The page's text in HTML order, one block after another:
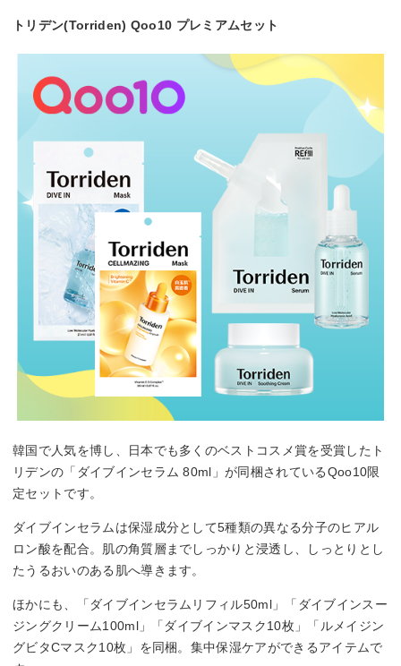
トリデン(Torriden) Qoo10 プレミアムセット
韓国で人気を博し、日本でも多くのベストコスメ賞を受賞したト
リデンの「ダイブインセラム 80ml」が同梱されているQoo10限
定セットです。
ダイブインセラムは保湿成分として5種類の異なる分子のヒアル
ロン酸を配合。肌の角質層までしっかりと浸透し、しっとりとし
たうるおいのある肌へ導きます。
ほかにも、「ダイブインセラムリフィル50ml」「ダイブインスー
ジングクリーム100ml」「ダイブインマスク10枚」「ルメイジン
グビタCマスク10枚」を同梱。集中保湿ケアができるアイテムで